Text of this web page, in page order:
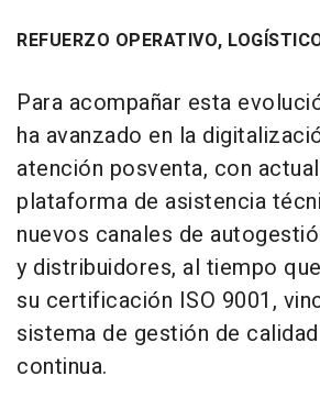
REFUERZO OPERATIVO,
Para acompañar esta
ha avanzado en la
atención posventa, con
plataforma de asistencia
nuevos canales de
y distribuidores, al tiempo
su certificación ISO 9001,
sistema de gestión de
continua.